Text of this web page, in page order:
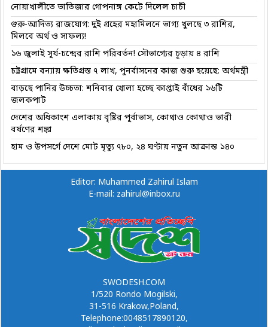
নোয়াখালীতে ভাতিজার গোপনাঙ্গ কেটে দিলেল চাচী
গুরু-আদিত্য রাজযোগ: দুই গ্রহের মহামিলনে ভাগ্য খুলছে ৩ রাশির,
মিলবে অর্থ ও সাফল্য!
১৬ জুলাই সূর্য-চন্দ্রের রাশি পরিবর্তন! সৌভাগ্যের চূড়ায় ৪ রাশি
চট্টগ্রামে বন্যায় ক্ষতিগ্রস্ত ৭ লাখ, পুনর্বাসনের কাজ শুরু হয়েছে: অর্থমন্ত্রী
বাড়ছে পানির উচ্চতা: শনিবার খোলা হচ্ছে কাপ্তাই বাঁধের ১৬টি
জলকপাট
দেশের অধিকাংশ এলাকায় বৃষ্টির পূর্বাভাস, কোথাও কোথাও ভারী
বর্ষণের শঙ্কা
হাম ও উপসর্গে দেশে মোট মৃত্যু ৭৮০, ২৪ ঘণ্টায় নতুন আক্রান্ত ১৪০
Editor: Muhammed Zahirul Islam
E-mail: zahirul@inbox.ru
SWODESH.COM
1/520 Rondo Mogilski,
31-516 Krakow,Poland,
Telephone:0048517890120,